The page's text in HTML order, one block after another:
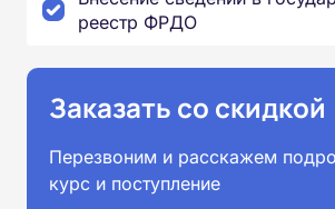
реестр ФРДО
Заказать со скидкой
Перезвоним и расскажем
курс и поступление